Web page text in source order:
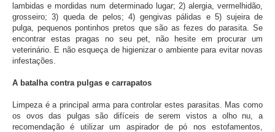
lambidas e mordidas num determinado lugar; 2) alergia, vermelhidão,
grosseiro; 3) queda de pelos; 4) gengivas pálidas e 5) sujeira de
pulga, pequenos pontinhos pretos que são as fezes do parasita. Se
encontrar estas pragas no seu pet, não hesite em procurar um
veterinário. E não esqueça de higienizar o ambiente para evitar novas
infestações.
A batalha contra pulgas e carrapatos
Limpeza é a principal arma para controlar estes parasitas. Mas como
os ovos das pulgas são difíceis de serem vistos a olho nu, a
recomendação é utilizar um aspirador de pó nos estofamentos,